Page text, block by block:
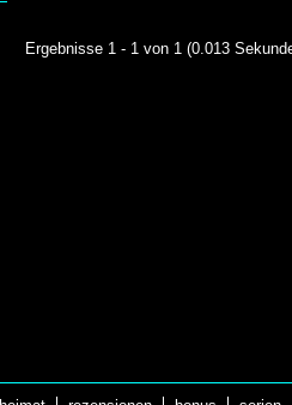
Ergebnisse 1 - 1 von 1 (0.013